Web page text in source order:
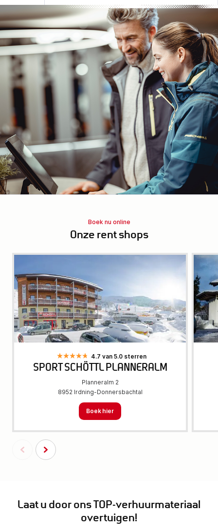
Boek nu online
Onze rent shops
4.7 van 5.0 sterren
SPORT SCHÖTTL PLANNERALM
Planneralm 2
8952 Irdning-Donnersbachtal
Boek hier
Laat u door ons TOP-verhuurmateriaal
overtuigen!